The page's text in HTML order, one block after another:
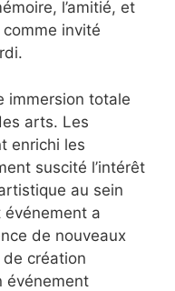
l’amitié, et
invité
immersion totale
arts. Les
enrichi les
suscité l’intérêt
au sein
événement a
de nouveaux
création
événement